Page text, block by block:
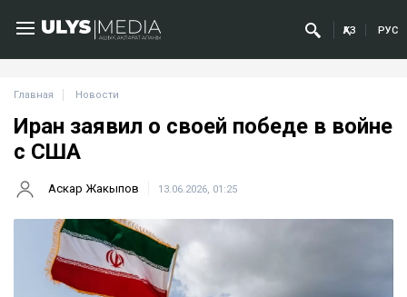
ҚАЗ РУС
Главная Новости
Иран заявил о своей победе в войне
с США
Аскар Жакыпов 13.06.2026, 01:25